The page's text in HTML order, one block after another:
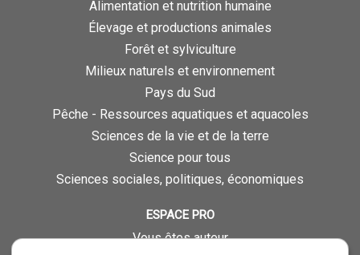
Alimentation et nutrition humaine
Élevage et productions animales
Forêt et sylviculture
Milieux naturels et environnement
Pays du Sud
Pêche - Ressources aquatiques et aquacoles
Sciences de la vie et de la terre
Science pour tous
Sciences sociales, politiques, économiques
ESPACE PRO
Vous êtes auteur